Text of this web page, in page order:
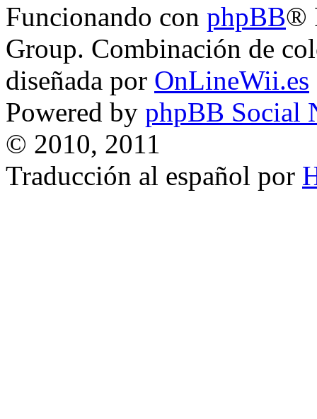
Funcionando con phpBB®
Group. Combinación de
diseñada por OnLineWii.es
Powered by phpBB Social
© 2010, 2011
Traducción al español por